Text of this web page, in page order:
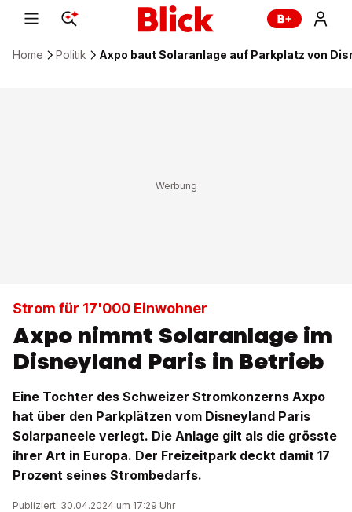
Home Politik Axpo baut Solaranlage auf Parkplatz von
Strom für 17'000 Einwohner
Axpo nimmt Solaranlage im
Disneyland Paris in Betrieb
Eine Tochter des Schweizer Stromkonzerns Axpo
hat über den Parkplätzen vom Disneyland Paris
Solarpaneele verlegt. Die Anlage gilt als die grösste
ihrer Art in Europa. Der Freizeitpark deckt damit 17
Prozent seines Strombedarfs.
Publiziert: 30.04.2024 um 17:29 Uhr